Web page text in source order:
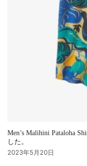
Men’s Malihini Pataloha
した。
2023年5月20日